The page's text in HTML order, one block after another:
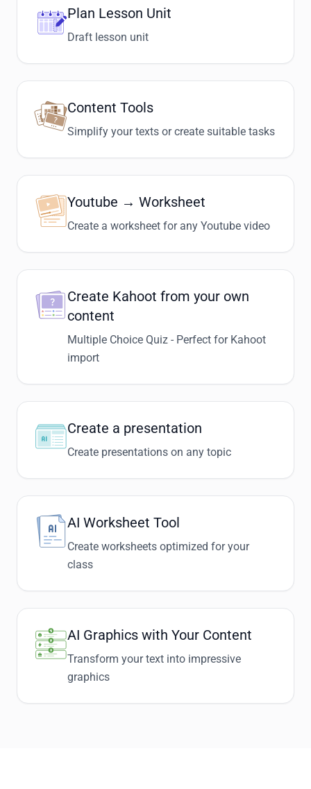
Zielgruppe und Niveau: Klasse 7, Einstieg
ohne Vorwissen. Möglichkeiten der
das Erstellen mehrerer Versionen des
Bearbeitung als klassisches Arbeitsblatt.
Plan Lesson Unit
Draft lesson unit
Content Tools
Simplify your texts or create suitable tasks
Youtube → Worksheet
Create a worksheet for any Youtube video
Create Kahoot from your own
content
Multiple Choice Quiz - Perfect for Kahoot
import
Create a presentation
Create presentations on any topic
AI Worksheet Tool
Create worksheets optimized for your
class
AI Graphics with Your Content
Transform your text into impressive
graphics